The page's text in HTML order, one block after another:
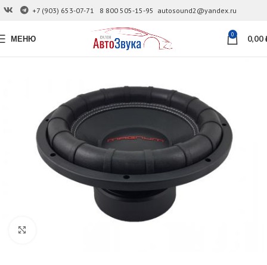
+7 (903) 653-07-71 8 800 505-15-95 autosound2@yandex.ru
МЕНЮ 0 0,00